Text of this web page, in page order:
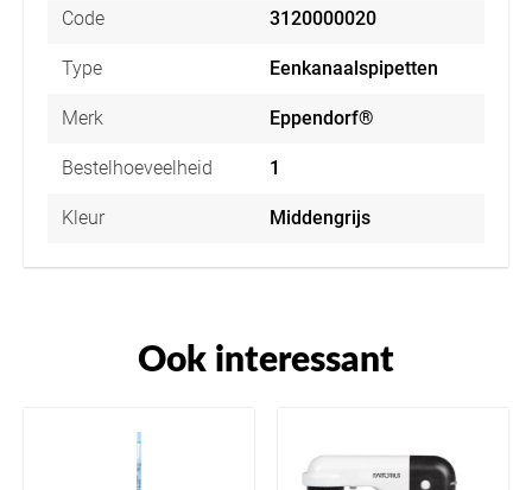
Code 3120000020
Type Eenkanaalspipetten
Merk Eppendorf®
Bestelhoeveelheid 1
Kleur Middengrijs
Ook interessant